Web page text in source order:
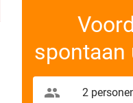
spontaan
2